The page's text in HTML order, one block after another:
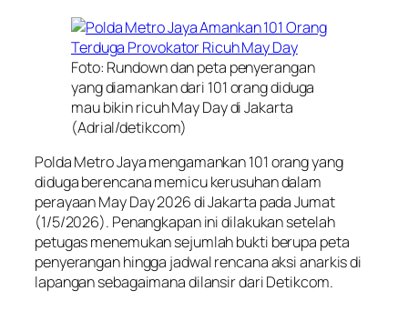
Foto: Rundown dan peta penyerangan
yang diamankan dari 101 orang diduga
mau bikin ricuh May Day di Jakarta
(Adrial/detikcom)
Polda Metro Jaya mengamankan 101 orang yang
diduga berencana memicu kerusuhan dalam
perayaan May Day 2026 di Jakarta pada Jumat
(1/5/2026). Penangkapan ini dilakukan setelah
petugas menemukan sejumlah bukti berupa peta
penyerangan hingga jadwal rencana aksi anarkis di
lapangan sebagaimana dilansir dari Detikcom.